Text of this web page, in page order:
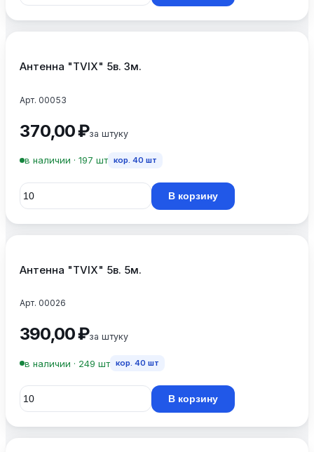
Антенна "TVIX" 5в. 3м.
Арт. 00053
370,00 ₽за штуку
в наличии · 197 шт кор. 40 шт
В корзину
Антенна "TVIX" 5в. 5м.
Арт. 00026
390,00 ₽за штуку
в наличии · 249 шт кор. 40 шт
В корзину